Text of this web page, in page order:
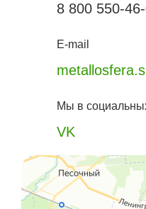
8 800 550-
E-mail
Мы в
VK